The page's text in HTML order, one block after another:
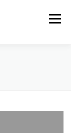
Menü